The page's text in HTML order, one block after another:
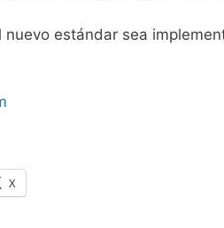
nuevo estándar sea
X